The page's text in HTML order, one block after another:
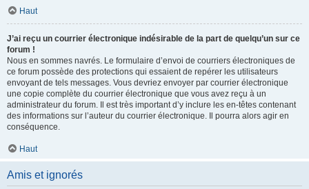
Haut
J’ai reçu un courrier électronique indésirable de la part de quelqu’un sur ce
forum !
Nous en sommes navrés. Le formulaire d’envoi de courriers électroniques de
ce forum possède des protections qui essaient de repérer les utilisateurs
envoyant de tels messages. Vous devriez envoyer par courrier électronique
une copie complète du courrier électronique que vous avez reçu à un
administrateur du forum. Il est très important d’y inclure les en-têtes contenant
des informations sur l’auteur du courrier électronique. Il pourra alors agir en
conséquence.
Haut
Amis et ignorés